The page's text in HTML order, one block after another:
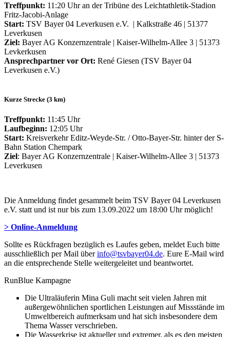
Treffpunkt: 11:20 Uhr an der Tribüne des Leichtathletik-Stadion
Fritz-Jacobi-Anlage
Start: TSV Bayer 04 Leverkusen e.V. | Kalkstraße 46 | 51377
Leverkusen
Ziel: Bayer AG Konzernzentrale | Kaiser-Wilhelm-Allee 3 | 51373
Levkerkusen
Ansprechpartner vor Ort: René Giesen (TSV Bayer 04
Leverkusen e.V.)
Kurze Strecke (3 km)
Treffpunkt: 11:45 Uhr
Laufbeginn: 12:05 Uhr
Start: Kreisverkehr Editz-Weyde-Str. / Otto-Bayer-Str. hinter der S-
Bahn Station Chempark
Ziel: Bayer AG Konzernzentrale | Kaiser-Wilhelm-Allee 3 | 51373
Leverkusen
Die Anmeldung findet gesammelt beim TSV Bayer 04 Leverkusen
e.V. statt und ist nur bis zum 13.09.2022 um 18:00 Uhr möglich!
> Online-Anmeldung
Sollte es Rückfragen bezüglich es Laufes geben, meldet Euch bitte
ausschließlich per Mail überinfo@tsvbayer04.de. Eure E-Mail wird
an die entsprechende Stelle weitergeleitet und beantwortet.
RunBlue Kampagne
Die Ultraläuferin Mina Guli macht seit vielen Jahren mit
außergewöhnlichen sportlichen Leistungen auf Missstände im
Umweltbereich aufmerksam und hat sich insbesondere dem
Thema Wasser verschrieben.
Die Wasserkrise ist aktueller und extremer, als es den meisten